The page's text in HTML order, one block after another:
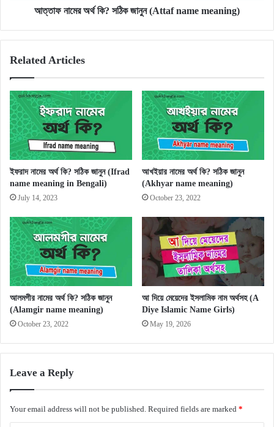
আত্তাফ নামের অর্থ কি? সঠিক জানুন (Attaf name meaning)
Related Articles
ইফরাদ নামের অর্থ কি? সঠিক জানুন (Ifrad
name meaning in Bengali)
July 14, 2023
আখইয়ার নামের অর্থ কি? সঠিক জানুন
(Akhyar name meaning)
October 23, 2022
আলমগীর নামের অর্থ কি? সঠিক জানুন
(Alamgir name meaning)
October 23, 2022
আ দিয়ে মেয়েদের ইসলামিক নাম অর্থসহ (A
Diye Islamic Name Girls)
May 19, 2026
Leave a Reply
Your email address will not be published. Required fields are marked *